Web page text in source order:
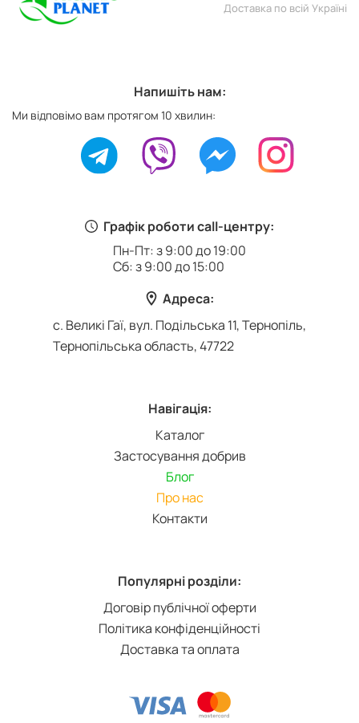
Доставка по всій Україні
Графік роботи call-центру:
Пн-Пт: з 9:00 до 19:00
Сб: з 9:00 до 15:00
Адреса:
с. Великі Гаї, вул. Подільська 11, Тернопіль,
Тернопільська область, 47722
Навігація:
Каталог
Застосування добрив
Блог
Про нас
Контакти
Популярні розділи:
Договір публічної оферти
Політика конфіденційності
Доставка та оплата
Напишіть нам:
Ми відповімо вам протягом 10 хвилин: